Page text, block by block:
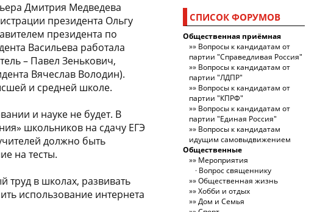
Дмитрия Медведева
президента Ольгу
президента по
Васильева работала
– Павел Зенькович,
Вячеслав Володин).
и средней школе.
и науке не будет. В
школьников на сдачу ЕГЭ
должно быть
на тесты.
труд в школах, развивать
использование интернета
СПИСОК ФОРУМОВ
Общественная приёмная
Вопросы к кандидатам от
партии "Справедливая Россия"
Вопросы к кандидатам от
партии "ЛДПР"
Вопросы к кандидатам от
партии "КПРФ"
Вопросы к кандидатам от
партии "Единая Россия"
Вопросы к кандидатам
идущим самовыдвижением
Общественные
Мероприятия
Вопрос священнику
Общественная жизнь
Хобби и отдых
Дом и Семья